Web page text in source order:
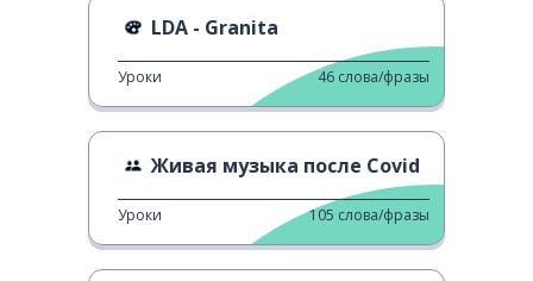
LDA - Granita
Уроки 46 слова/фразы
Живая музыка после Covid
Уроки 105 слова/фразы